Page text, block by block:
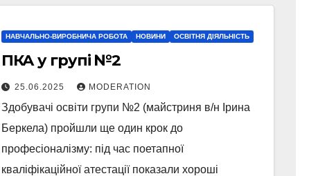
НАВЧАЛЬНО-ВИРОБНИЧА РОБОТА НОВИНИ ОСВІТНЯ ДІЯЛЬНІСТЬ
ПКА у групі №2
25.06.2025 MODERATION
Здобувачі освіти групи №2 (майстриня в/н Ірина
Беркела) пройшли ще один крок до
професіоналізму: під час поетапної
кваліфікаційної атестації показали хороші